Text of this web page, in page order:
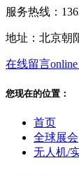
服务热线：
地址：北京朝
在线留言online
您现在的位置：
首页
全球展会
无人机/